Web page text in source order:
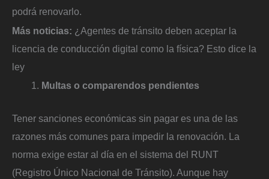
podrá renovarlo.
Más noticias: ¿Agentes de tránsito deben aceptar la
licencia de conducción digital como la física? Esto dice la
ley
Multas o comparendos pendientes
Tener sanciones económicas sin pagar es una de las
razones más comunes para impedir la renovación. La
norma exige estar al día en el sistema del RUNT
(Registro Único Nacional de Tránsito). Aunque hay